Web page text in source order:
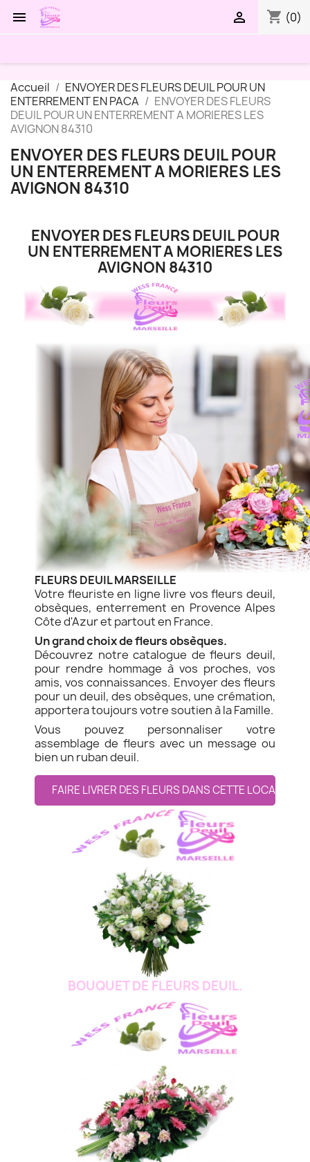
 shopping_cart (0)

Accueil
ENVOYER DES FLEURS DEUIL POUR UN
ENTERREMENT EN PACA
ENVOYER DES FLEURS
DEUIL POUR UN ENTERREMENT A MORIERES LES
AVIGNON 84310
ENVOYER DES FLEURS DEUIL POUR
UN ENTERREMENT A MORIERES LES
AVIGNON 84310
ENVOYER DES FLEURS DEUIL POUR
UN ENTERREMENT A MORIERES LES
AVIGNON 84310
FLEURS DEUIL MARSEILLE
Votre fleuriste en ligne livre vos fleurs deuil,
obsèques, enterrement en Provence Alpes
Côte d'Azur et partout en France.
Un grand choix de fleurs obsèques.
Découvrez notre catalogue de fleurs deuil,
pour rendre hommage à vos proches, vos
amis, vos connaissances. Envoyer des fleurs
pour un deuil, des obsèques, une crémation,
apportera toujours votre soutien à la Famille.
Vous pouvez personnaliser votre
assemblage de fleurs avec un message ou
bien un ruban deuil.
FAIRE LIVRER DES FLEURS DANS CETTE LOCALITE
BOUQUET DE FLEURS DEUIL.